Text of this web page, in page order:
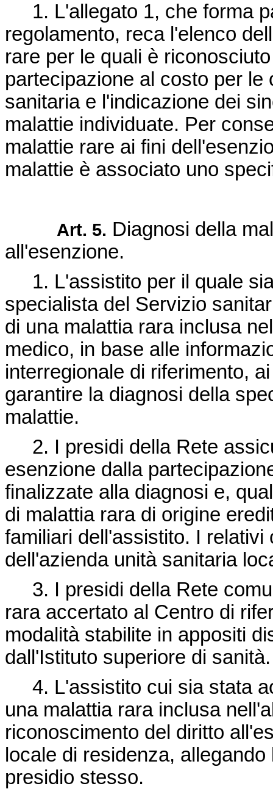
1. L'allegato 1, che forma
regolamento, reca l'elenco
rare per le quali è
partecipazione al costo per
sanitaria e l'indicazione dei
malattie individuate. Per
malattie rare ai fini
malattie è associato uno
Art. 5. Diagnosi della
all'esenzione.
1. L'assistito per il quale
specialista del Servizio
di una malattia rara inclusa
medico, in base alle
interregionale di riferimento,
garantire la diagnosi della
malattie.
2. I presidi della Rete
esenzione dalla
finalizzate alla diagnosi e,
di malattia rara di origine
familiari dell'assistito. I
dell'azienda unità sanitaria
3. I presidi della Rete
rara accertato al Centro di
modalità stabilite in appositi
dall'Istituto superiore di sanità.
4. L'assistito cui sia stata
una malattia rara inclusa
riconoscimento del diritto
locale di residenza,
presidio stesso.